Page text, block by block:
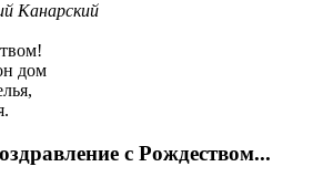
дом
с Рождеством...